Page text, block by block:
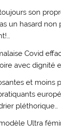
son
un hasard non
Covid
avec dignité
et moins
pléthorique…
Ultra